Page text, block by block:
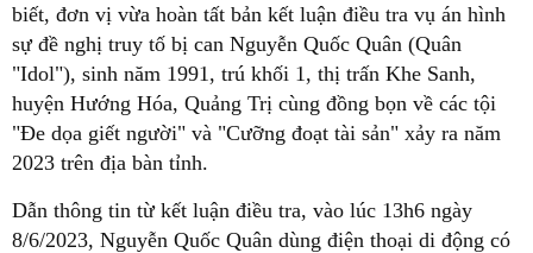
biết, đơn vị vừa hoàn tất bản kết luận điều tra vụ án hình
sự đề nghị truy tố bị can Nguyễn Quốc Quân (Quân
"Idol"), sinh năm 1991, trú khối 1, thị trấn Khe Sanh,
huyện Hướng Hóa, Quảng Trị cùng đồng bọn về các tội
"Đe dọa giết người" và "Cưỡng đoạt tài sản" xảy ra năm
2023 trên địa bàn tỉnh.
Dẫn thông tin từ kết luận điều tra, vào lúc 13h6 ngày
8/6/2023, Nguyễn Quốc Quân dùng điện thoại di động có